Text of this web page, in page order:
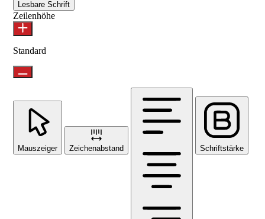
Lesbare Schrift
Zeilenhöhe
Standard
Mauszeiger Zeichenabstand Schriftstärke